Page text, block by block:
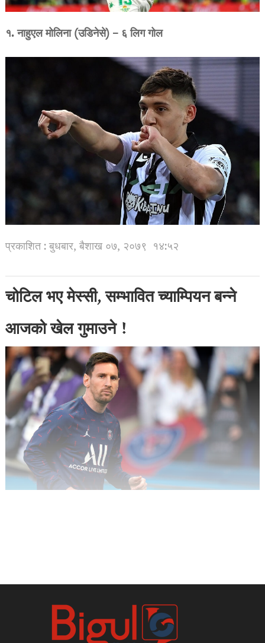
१. नाहुएल मोलिना (उडिनेसे) – ६ लिग गोल
प्रकाशित : बुधबार, बैशाख ०७, २०७९ १४:५२
चोटिल भए मेस्सी, सम्भावित च्याम्पियन बन्ने
आजको खेल गुमाउने !